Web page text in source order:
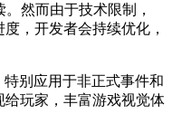
然而由于技术限制，
，开发者会持续优化，
别应用于非正式事件和
玩家，丰富游戏视觉体